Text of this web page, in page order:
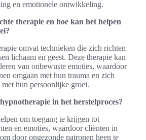
en emotionele ontwikkeling.
therapie en hoe kan het helpen
omvat technieken die zich richten
lichaam en geest. Deze therapie kan
van onbewuste emoties, waardoor
omgaan met hun trauma en zich
hun persoonlijke groei.
in het herstelproces?
om toegang te krijgen tot
en emoties, waardoor cliënten in
door ongezonde patronen heen te